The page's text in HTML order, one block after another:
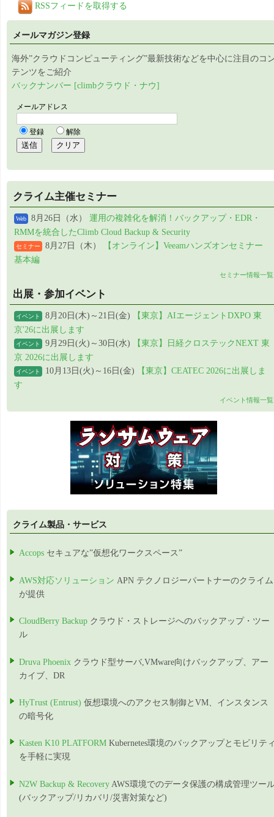
RSSフィードを取得する
メールマガジン登録
海外”クラウドコンピューティング”最新技術などを中心に注目のコ
テンツをご紹介
バックナンバー [climbクラウド・ナウ]
クライム主催セミナー
Web 8月26日（水） 運用の複雑化を解消！バックアップ・EDR・
RMMを統合したClimb Cloud Backup & Security
セミナー 8月27日（木）
【オンライン】Veeamハンズオンセミナー
基本編
セミナー情報一覧
出展・参加イベント
イベント 8月20日(木)～21日(金)
【東京】AIエージェントDXPO 東
京'26に出展します
イベント 9月29日(火)～30日(水)
【東京】日経クロステックNEXT 東
京 2026に出展します
イベント 10月13日(火)～16日(金)
【東京】CEATEC 2026に出展しま
す
イベント情報一覧
クライム製品・サービス
Accops セキュアな”仮想化ワークスペース”
AWS対応ソリューション APN テクノロジーパートナーのクライム
が提供
CloudBerry Backup クラウド・ストレージへのバックアップ・ツー
ル
Druva Phoenix クラウド型サーバ,VMware向けバックアップ、アー
カイブ、DR
HyTrust (Entrust) 仮想環境へのアクセス制御とVM、インスタンス
の暗号化
Kasten K10 PLATFORM Kubernetes環境のバックアップとモビリテ
を手軽に実現
N2W Backup & Recovery AWS環境でのデータ保護の構成管理ツー
(バックアップ/リカバリ/災害対策など)